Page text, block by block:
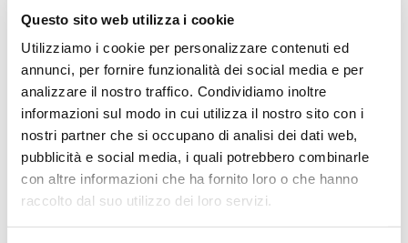
Questo sito web utilizza i cookie
Utilizziamo i cookie per personalizzare contenuti ed
annunci, per fornire funzionalità dei social media e per
analizzare il nostro traffico. Condividiamo inoltre
informazioni sul modo in cui utilizza il nostro sito con i
nostri partner che si occupano di analisi dei dati web,
pubblicità e social media, i quali potrebbero combinarle
con altre informazioni che ha fornito loro o che hanno
raccolto dal suo utilizzo dei loro servizi.
Distribuire direttamente fino a 23 litri di mosto. Per
ottenere i migliori risultati, fermentare tra 15°C e 30°C.
Conservazione:
Mantenere in frigorifero.
PRODOTTI CORRELATI